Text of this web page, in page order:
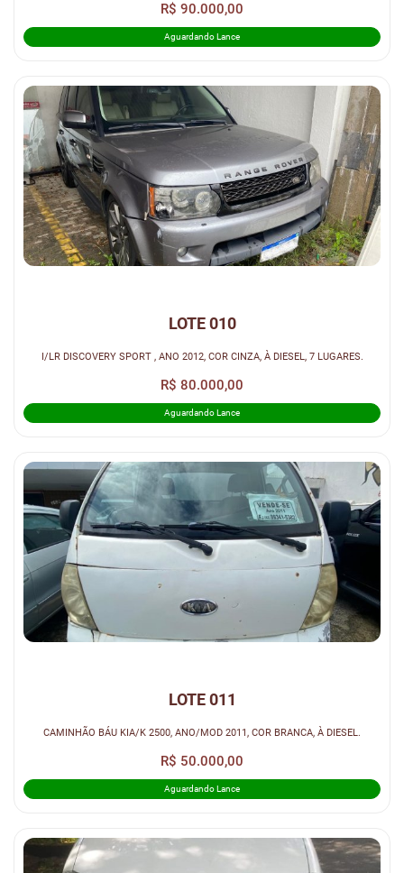
R$ 90.000,00
Aguardando Lance
LOTE 010
I/LR DISCOVERY SPORT , ANO 2012, COR CINZA, À DIESEL, 7 LUGARES.
R$ 80.000,00
Aguardando Lance
LOTE 011
CAMINHÃO BÁU KIA/K 2500, ANO/MOD 2011, COR BRANCA, À DIESEL.
R$ 50.000,00
Aguardando Lance